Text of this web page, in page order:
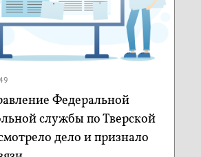
Федеральной
службы по Тверской
дело и признало